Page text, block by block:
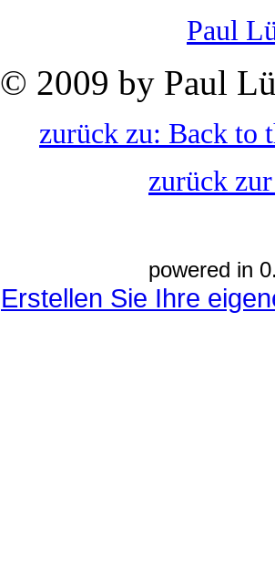
Paul
© 2009 by Paul
zurück zu: Back to
zurück
powered in
Erstellen Sie Ihre